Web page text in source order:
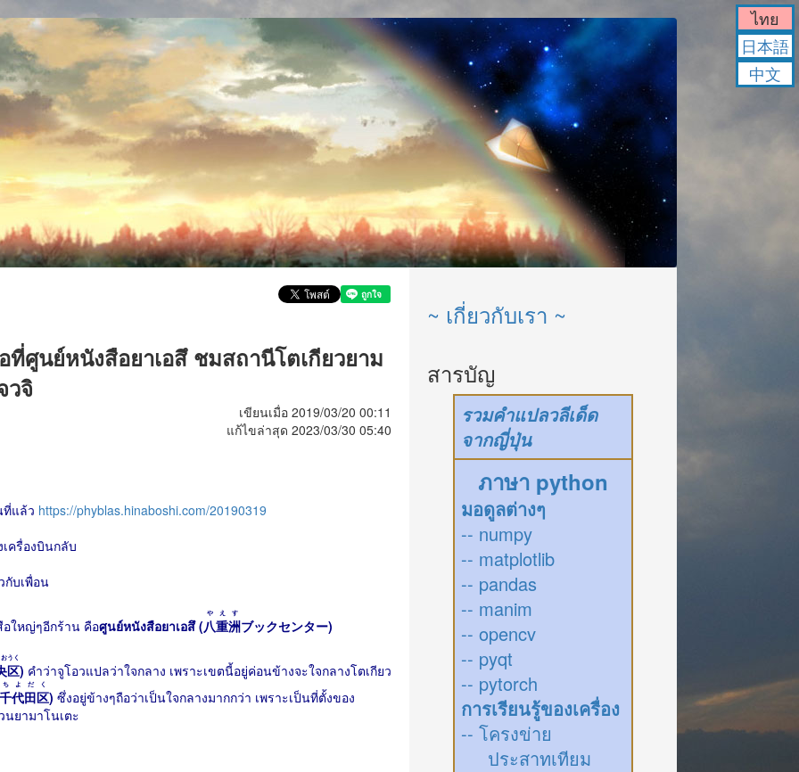
ศูนย์หนังสือยาเอสึ ชมสถานีโตเกียวยาม
วจิ
เขียนเมื่อ 2019/03/20 00:11
แก้ไขล่าสุด 2023/03/30 05:40
ที่แล้ว https://phyblas.hinaboshi.com/20190319
ครื่องบินกลับ
กับเพื่อน
ใหญ่ๆอีกร้าน คือศูนย์หนังสือยาเอสึ (八重洲
やえす
ブックセンター)
区
うく
) คำว่าจูโอวแปลว่าใจกลาง เพราะเขตนี้อยู่ค่อนข้างจะใจกลางโตเกียว
千代田区
ちよだく
) ซึ่งอยู่ข้างๆถือว่าเป็นใจกลางมากกว่า เพราะเป็นที่ตั้งของ
นยามาโนเตะ
~ เกี่ยวกับเรา ~
สารบัญ
รวมคำแปลวลีเด็ด
จากญี่ปุ่น
ภาษา python
มอดูลต่างๆ
-- numpy
-- matplotlib
-- pandas
-- manim
-- opencv
-- pyqt
-- pytorch
การเรียนรู้ของเครื่อง
-- โครงข่าย
ประสาทเทียม
ไทย
日本語
中文